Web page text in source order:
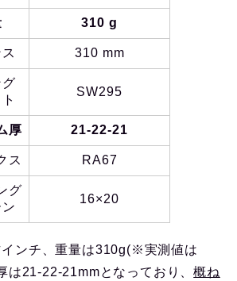
310 g
310 mm
SW295
厚 21-22-21
ス RA67
グ
16×20
ンチ、重量は310g(※実測値は
は21-22-21mmとなっており、概ね